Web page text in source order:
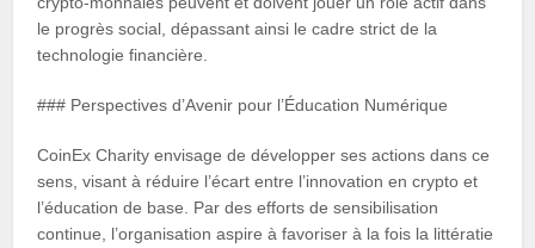
le progrès social, dépassant ainsi le cadre strict de la
technologie financière.
### Perspectives d’Avenir pour l’Éducation Numérique
CoinEx Charity envisage de développer ses actions dans ce
sens, visant à réduire l’écart entre l’innovation en crypto et
l’éducation de base. Par des efforts de sensibilisation
continue, l’organisation aspire à favoriser à la fois la littératie